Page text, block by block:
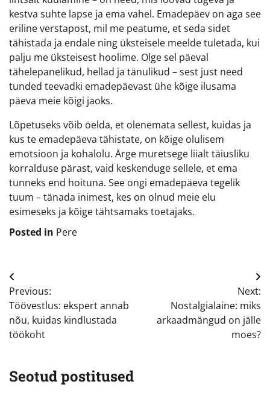
kestva suhte lapse ja ema vahel. Emadepäev on aga see
eriline verstapost, mil me peatume, et seda sidet
tähistada ja endale ning üksteisele meelde tuletada, kui
palju me üksteisest hoolime. Olge sel päeval
tähelepanelikud, hellad ja tänulikud – sest just need
tunded teevadki emadepäevast ühe kõige ilusama
päeva meie kõigi jaoks.
Lõpetuseks võib öelda, et olenemata sellest, kuidas ja
kus te emadepäeva tähistate, on kõige olulisem
emotsioon ja kohalolu. Ärge muretsege liialt täiusliku
korralduse pärast, vaid keskenduge sellele, et ema
tunneks end hoituna. See ongi emadepäeva tegelik
tuum – tänada inimest, kes on olnud meie elu
esimeseks ja kõige tähtsamaks toetajaks.
Posted in Pere
Navigeerimine
Previous:
Töövestlus: ekspert annab
nõu, kuidas kindlustada
töökoht
Next:
Nostalgialaine: miks
arkaadmängud on jälle
moes?
Seotud postitused